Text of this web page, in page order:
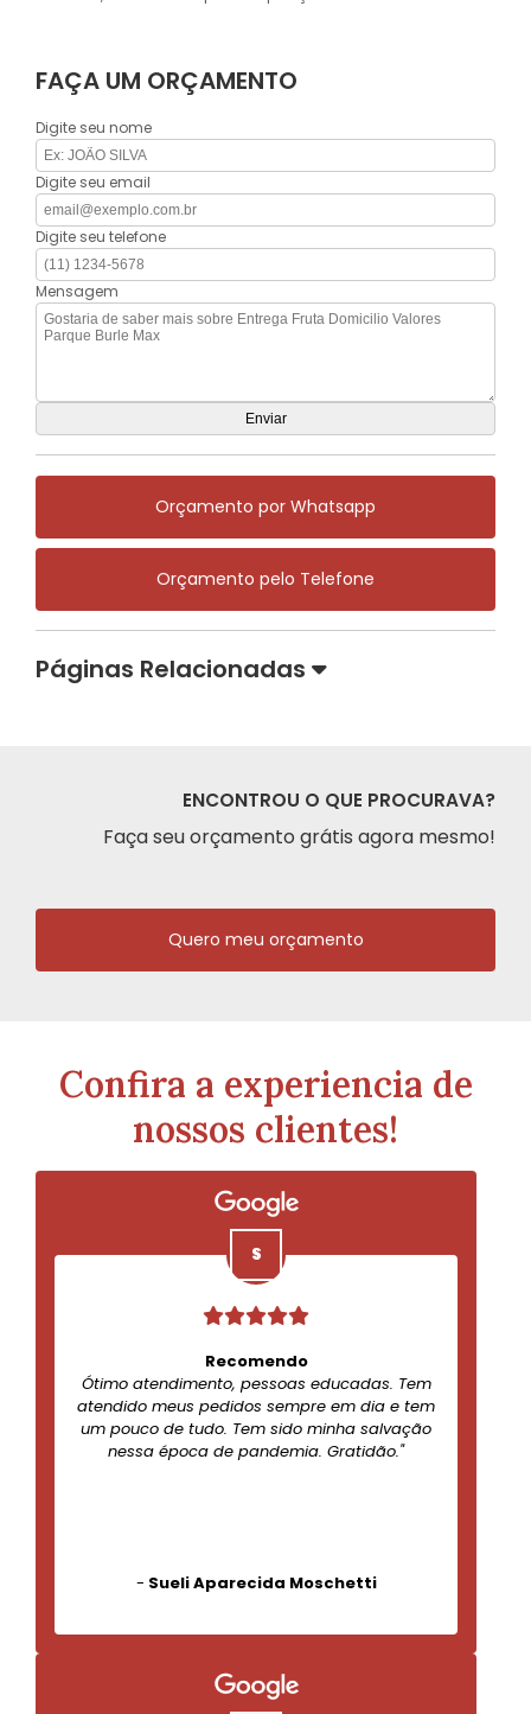
FAÇA UM ORÇAMENTO
Digite seu nome
Digite seu email
Digite seu telefone
Mensagem
Orçamento por Whatsapp
Orçamento pelo Telefone
Páginas Relacionadas
ENCONTROU O QUE PROCURAVA?
Faça seu orçamento grátis agora mesmo!
Quero meu orçamento
Confira a experiencia de
nossos clientes!
Recomendo
Ótimo atendimento, pessoas educadas. Tem
atendido meus pedidos sempre em dia e tem
um pouco de tudo. Tem sido minha salvação
nessa época de pandemia. Gratidão."
- Sueli Aparecida Moschetti